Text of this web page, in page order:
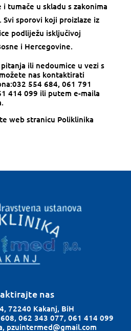
tumače u skladu s zakonima
Svi sporovi koji proizlaze iz
podliježu isključivoj
i Hercegovine.
ili nedoumice u vezi s
nas kontaktirati
032 554 684, 061 791
414 099 ili putem e-maila
.
web stranicu Poliklinika
nas
72240 Kakanj, BiH
062 343 077, 061 414 099
pzuintermed@gmail.com